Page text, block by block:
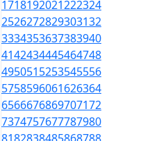
1718192021222324
2526272829303132
3334353637383940
4142434445464748
4950515253545556
5758596061626364
6566676869707172
7374757677787980